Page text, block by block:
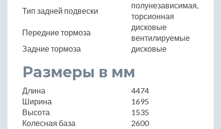
Тип задней подвески
полунезависимая,
торсионная
Передние тормоза
дисковые
вентилируемые
Задние тормоза
дисковые
Размеры в мм
Длина
4474
Ширина
1695
Высота
1535
Колесная база
2600